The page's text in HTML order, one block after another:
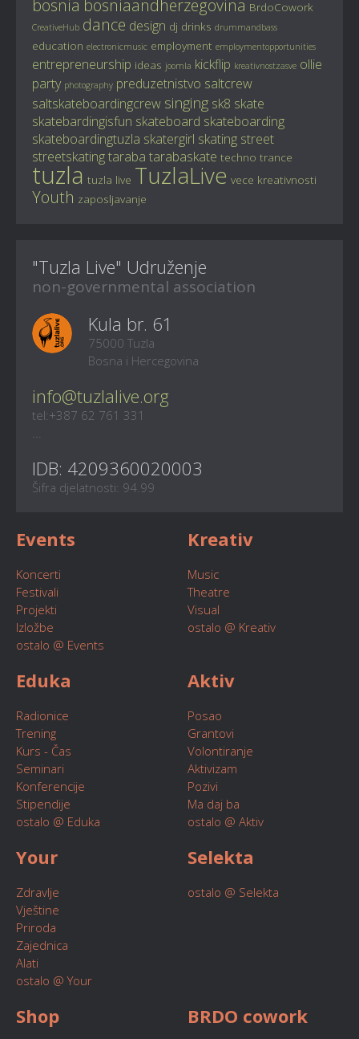
bosnia bosniaandherzegovina BrdoCowork
CreativeHub dance design dj drinks drummandbass
education electronicmusic employment employmentopportunities
entrepreneurship ideas joomla kickflip kreativnostzasve ollie
party photography preduzetnistvo saltcrew
saltskateboardingcrew singing sk8 skate
skatebardingisfun skateboard skateboarding
skateboardingtuzla skatergirl skating street
streetskatingtaraba tarabaskate techno trance
tuzla tuzla live TuzlaLive vece kreativnosti
Youth zaposljavanje
"Tuzla Live" Udruženje
non-governmental association
Kula br. 61
75000 Tuzla
Bosna i Hercegovina
info@tuzlalive.org
tel:+387 62 761 331
...
IDB: 4209360020003
Šifra djelatnosti: 94.99
Events
Koncerti
Festivali
Projekti
Izložbe
ostalo @ Events
Kreativ
Music
Theatre
Visual
ostalo @ Kreativ
Eduka
Radionice
Trening
Kurs - Čas
Seminari
Konferencije
Stipendije
ostalo @ Eduka
Aktiv
Posao
Grantovi
Volontiranje
Aktivizam
Pozivi
Ma daj ba
ostalo @ Aktiv
Your
Zdravlje
Vještine
Priroda
Zajednica
Alati
ostalo @ Your
Selekta
ostalo @ Selekta
Shop BRDO cowork